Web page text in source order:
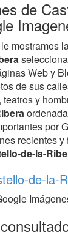
de
mostramos
Web y
de sus
y
por
recientes y
de-la-
de-la-